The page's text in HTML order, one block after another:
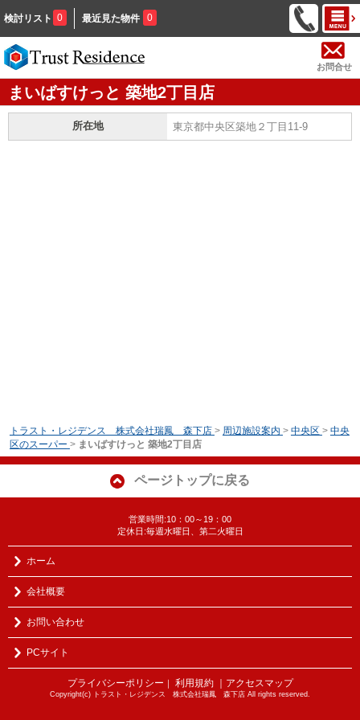
検討リスト 0 最近見た物件 0
お問合せ
まいばすけっと 築地2丁目店
所在地 東京都中央区築地２丁目11-9
トラスト・レジデンス 株式会社瑞鳳 森下店 > 周辺施設案内 > 中央区 > 中央
区のスーパー > まいばすけっと 築地2丁目店
ページトップに戻る
営業時間:10：00～19：00
定休日:毎週水曜日、第二火曜日
ホーム
会社概要
お問い合わせ
PCサイト
プライバシーポリシー ｜ 利用規約 ｜アクセスマップ
Copyright(c) トラスト・レジデンス 株式会社瑞鳳 森下店 All rights reserved.